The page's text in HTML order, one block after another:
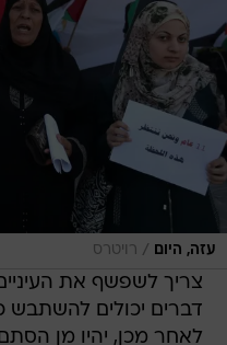
עזה, היום / רויטרס
לאחר מכן, יהיו מן